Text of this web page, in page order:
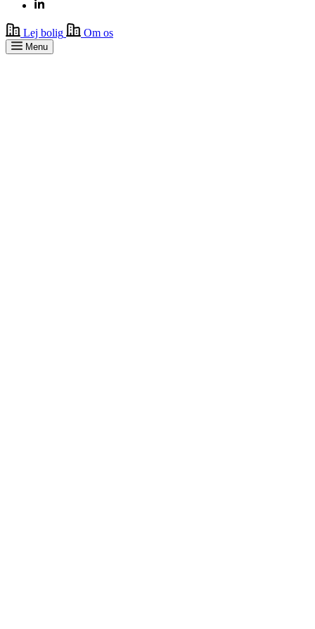
Lej bolig Om os
Menu